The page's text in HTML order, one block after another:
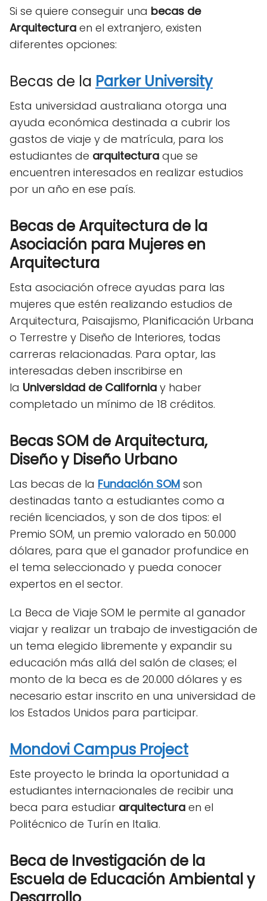
Si se quiere conseguir una becas de
Arquitectura en el extranjero, existen
diferentes opciones:
Becas de la Parker University
Esta universidad australiana otorga una
ayuda económica destinada a cubrir los
gastos de viaje y de matrícula, para los
estudiantes de arquitectura que se
encuentren interesados en realizar estudios
por un año en ese país.
Becas de Arquitectura de la
Asociación para Mujeres en
Arquitectura
Esta asociación ofrece ayudas para las
mujeres que estén realizando estudios de
Arquitectura, Paisajismo, Planificación Urbana
o Terrestre y Diseño de Interiores, todas
carreras relacionadas. Para optar, las
interesadas deben inscribirse en
la Universidad de California y haber
completado un mínimo de 18 créditos.
Becas SOM de Arquitectura,
Diseño y Diseño Urbano
Las becas de la Fundación SOM son
destinadas tanto a estudiantes como a
recién licenciados, y son de dos tipos: el
Premio SOM, un premio valorado en 50.000
dólares, para que el ganador profundice en
el tema seleccionado y pueda conocer
expertos en el sector.
La Beca de Viaje SOM le permite al ganador
viajar y realizar un trabajo de investigación de
un tema elegido libremente y expandir su
educación más allá del salón de clases; el
monto de la beca es de 20.000 dólares y es
necesario estar inscrito en una universidad de
los Estados Unidos para participar.
Mondovi Campus Project
Este proyecto le brinda la oportunidad a
estudiantes internacionales de recibir una
beca para estudiar arquitectura en el
Politécnico de Turín en Italia.
Beca de Investigación de la
Escuela de Educación Ambiental y